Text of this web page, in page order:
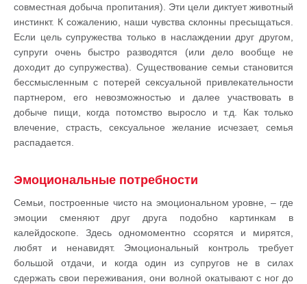
совместная добыча пропитания). Эти цели диктует животный
инстинкт. К сожалению, наши чувства склонны пресыщаться.
Если цель супружества только в наслаждении друг другом,
супруги очень быстро разводятся (или дело вообще не
доходит до супружества). Существование семьи становится
бессмысленным с потерей сексуальной привлекательности
партнером, его невозможностью и далее участвовать в
добыче пищи, когда потомство выросло и т.д. Как только
влечение, страсть, сексуальное желание исчезает, семья
распадается.
Эмоциональные потребности
Семьи, построенные чисто на эмоциональном уровне, – где
эмоции сменяют друг друга подобно картинкам в
калейдоскопе. Здесь одномоментно ссорятся и мирятся,
любят и ненавидят. Эмоциональный контроль требует
большой отдачи, и когда один из супругов не в силах
сдержать свои переживания, они волной окатывают с ног до